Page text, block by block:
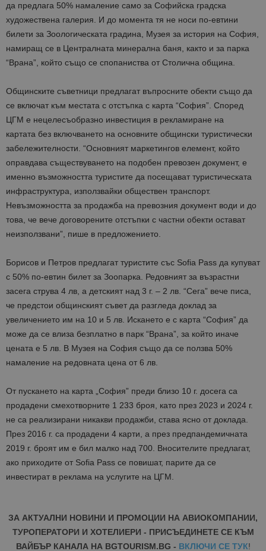
да предлага 50% намаление само за Софийска градска
художествена галерия. И до момента тя не носи по-евтини
билети за Зоологическата градина, Музея за история на София,
намиращ се в Централната минерална баня, както и за парка
“Врана”, който също се спопаниства от Столична община.
Общинските съветници предлагат въпросните обекти също да
се включат към местата с отстъпка с карта “София”. Според
ЦГМ е нецелесъобразно инвестиция в рекламиране на
картата без включването на основните общински туристически
забележителности. “Основният маркетингов елемент, който
оправдава съществуването на подобен превозен документ, е
именно възможността туристите да посещават туристическата
инфраструктура, използвайки обществен транспорт.
Невъзможността за продажба на превозния документ води и до
това, че вече договорените отстъпки с частни обекти остават
неизползвани”, пише в предложението.
Борисов и Петров предлагат туристите със Sofia Pass да купуват
с 50% по-евтин билет за Зоопарка. Редовният за възрастни
засега струва 4 лв, а детският над 3 г. – 2 лв. “Сега” вече писа,
че предстои общинският съвет да разгледа доклад за
увеличението им на 10 и 5 лв. Искането е с карта “София” да
може да се влиза безплатно в парк “Врана”, за който иначе
цената е 5 лв. В Музея на София също да се ползва 50%
намаление на редовната цена от 6 лв.
От пускането на карта „София” преди близо 10 г. досега са
продадени смехотворните 1 233 броя, като през 2023 и 2024 г.
не са реализирани никакви продажби, става ясно от доклада.
През 2016 г. са продадени 4 карти, а през предпандемичната
2019 г. броят им е бил малко над 700. Вносителите предлагат,
ако приходите от Sofia Pass се повишат, парите да се
инвестират в реклама на услугите на ЦГМ.
ЗА АКТУАЛНИ НОВИНИ И ПРОМОЦИИ НА АВИОКОМПАНИИ,
ТУРОПЕРАТОРИ И ХОТЕЛИЕРИ - ПРИСЪЕДИНЕТЕ СЕ КЪМ
ВАЙБЪР КАНАЛА НА BGTOURISM.BG - ВКЛЮЧИ СЕ ТУК!